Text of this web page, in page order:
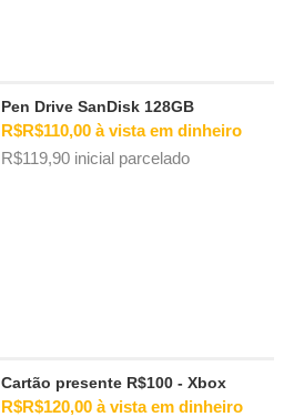
Pen Drive SanDisk 128GB
R$R$110,00 à vista em dinheiro
R$119,90 inicial parcelado
Cartão presente R$100 - Xbox
R$R$120,00 à vista em dinheiro